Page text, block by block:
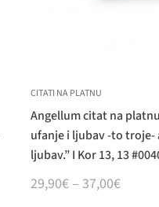
CITATI NA PLATNU
Angellum citat na
ufanje i ljubav -to troje-
ljubav.” I Kor 13, 13
29,90€ – 37,00€